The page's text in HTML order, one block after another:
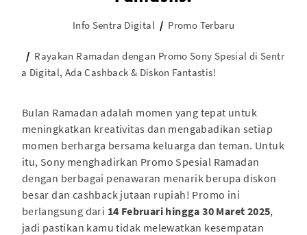
Info Sentra Digital Promo Terbaru
Rayakan Ramadan dengan Promo Sony Spesial di Sentr
a Digital, Ada Cashback & Diskon Fantastis!
Bulan Ramadan adalah momen yang tepat untuk
meningkatkan kreativitas dan mengabadikan setiap
momen berharga bersama keluarga dan teman. Untuk
itu, Sony menghadirkan Promo Spesial Ramadan
dengan berbagai penawaran menarik berupa diskon
besar dan cashback jutaan rupiah! Promo ini
berlangsung dari 14 Februari hingga 30 Maret 2025,
jadi pastikan kamu tidak melewatkan kesempatan